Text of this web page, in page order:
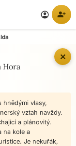
account_circle person_add
✕
Hora
hnědými vlasy,
vztah navždy.
a plánovitý.
na kole a
Je nekuřák,